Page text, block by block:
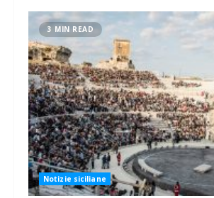
3 MIN READ
Notizie siciliane